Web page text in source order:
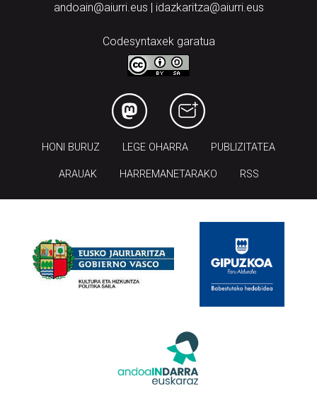
andoain@aiurri.eus | idazkaritza@aiurri.eus
Codesyntaxek garatua
HONI BURUZ LEGE OHARRA PUBLIZITATEA
ARAUAK HARREMANETARAKO RSS